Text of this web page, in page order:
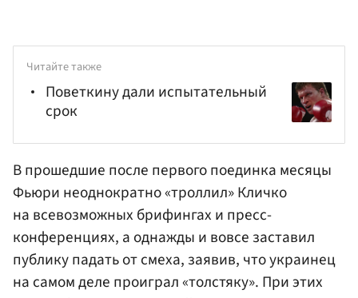
Читайте также
Поветкину дали испытательный
срок
В прошедшие после первого поединка месяцы
Фьюри неоднократно «троллил» Кличко
на всевозможных брифингах и пресс-
конференциях, а однажды и вовсе заставил
публику падать от смеха, заявив, что украинец
на самом деле проиграл «толстяку». При этих